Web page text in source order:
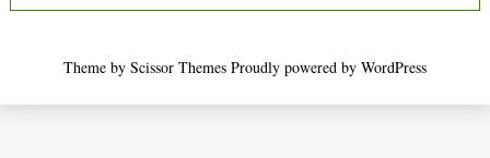
Theme by Scissor Themes Proudly powered by WordPress